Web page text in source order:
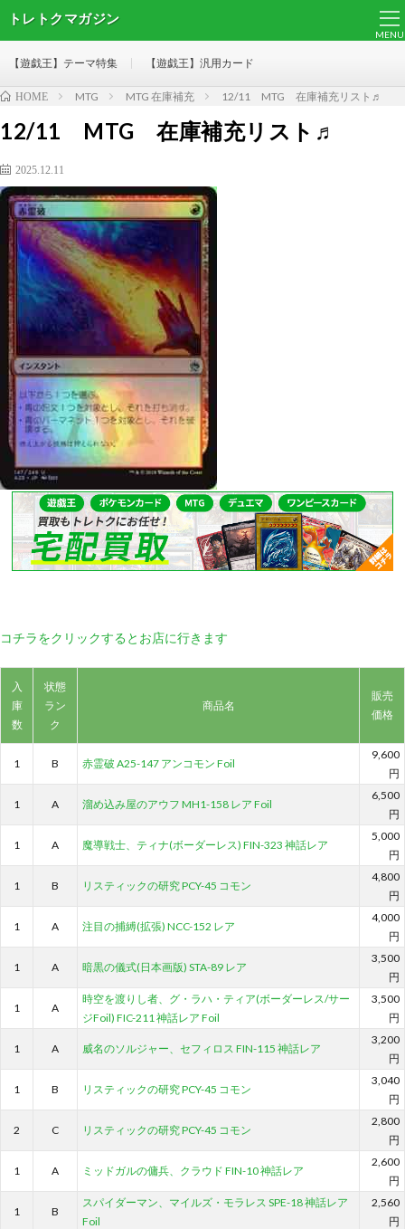
トレトクマガジン
MENU
【遊戯王】テーマ特集 【遊戯王】汎用カード
HOME MTG MTG 在庫補充 12/11 MTG 在庫補充リスト♬
12/11 MTG 在庫補充リスト♬
2025.12.11
コチラをクリックするとお店に行きます
入
庫
数
状態
ラン
ク
商品名
販売
価格
1 B 赤霊破 A25-147 アンコモン Foil
9,600
円
1 A 溜め込み屋のアウフ MH1-158 レア Foil
6,500
円
1 A 魔導戦士、ティナ(ボーダーレス) FIN-323 神話レア
5,000
円
1 B リスティックの研究 PCY-45 コモン
4,800
円
1 A 注目の捕縛(拡張) NCC-152 レア
4,000
円
1 A 暗黒の儀式(日本画版) STA-89 レア
3,500
円
1 A
時空を渡りし者、グ・ラハ・ティア(ボーダーレス/サー
ジFoil) FIC-211 神話レア Foil
3,500
円
1 A 威名のソルジャー、セフィロス FIN-115 神話レア
3,200
円
1 B リスティックの研究 PCY-45 コモン
3,040
円
2 C リスティックの研究 PCY-45 コモン
2,800
円
1 A ミッドガルの傭兵、クラウド FIN-10 神話レア
2,600
円
1 B
スパイダーマン、マイルズ・モラレス SPE-18 神話レア
Foil
2,560
円